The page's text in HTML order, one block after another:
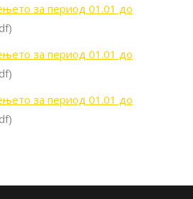
за период 01.01 до
за период 01.01 до
за период 01.01 до